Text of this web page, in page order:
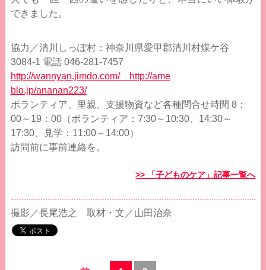
できました。
協力／清川しっぽ村：神奈川県愛甲郡清川村煤ケ谷
3084-1 電話 046-281-7457
http://wannyan.jimdo.com/ http://ame
blo.jp/ananan223/
ボランティア、里親、支援物資など各種問合せ時間 8：
00～19：00（ボランティア：7:30～10:30、14:30～
17:30、見学：11:00～14:00）
訪問前に事前連絡を。
>> 「子どものケア」記事一覧へ
撮影／長尾浩之 取材・文／山田治奈